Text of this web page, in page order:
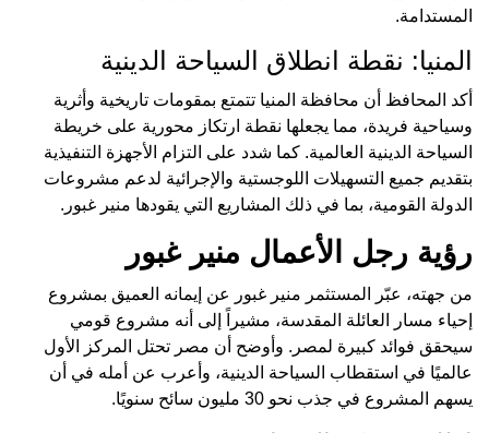
المستدامة.
المنيا: نقطة انطلاق السياحة الدينية
أكد المحافظ أن محافظة المنيا تتمتع بمقومات تاريخية وأثرية
وسياحية فريدة، مما يجعلها نقطة ارتكاز محورية على خريطة
السياحة الدينية العالمية. كما شدد على التزام الأجهزة التنفيذية
بتقديم جميع التسهيلات اللوجستية والإجرائية لدعم مشروعات
الدولة القومية، بما في ذلك المشاريع التي يقودها منير غبور.
رؤية رجل الأعمال منير غبور
من جهته، عبّر المستثمر منير غبور عن إيمانه العميق بمشروع
إحياء مسار العائلة المقدسة، مشيراً إلى أنه مشروع قومي
سيحقق فوائد كبيرة لمصر. وأوضح أن مصر تحتل المركز الأول
عالميًا في استقطاب السياحة الدينية، وأعرب عن أمله في أن
يسهم المشروع في جذب نحو 30 مليون سائح سنويًا.